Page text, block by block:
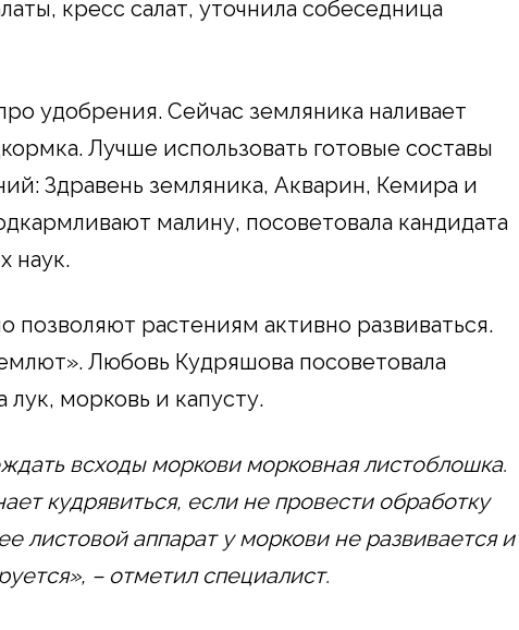
кресс салат, уточнила собеседница
удобрения. Сейчас земляника наливает
Лучше использовать готовые составы
Здравень земляника, Акварин, Кемира и
малину, посоветовала кандидата
наук.
позволяют растениям активно развиваться.
Любовь Кудряшова посоветовала
морковь и капусту.
всходы моркови морковная листоблошка.
кудрявиться, если не провести обработку
листовой аппарат у моркови не развивается и
– отметил специалист.